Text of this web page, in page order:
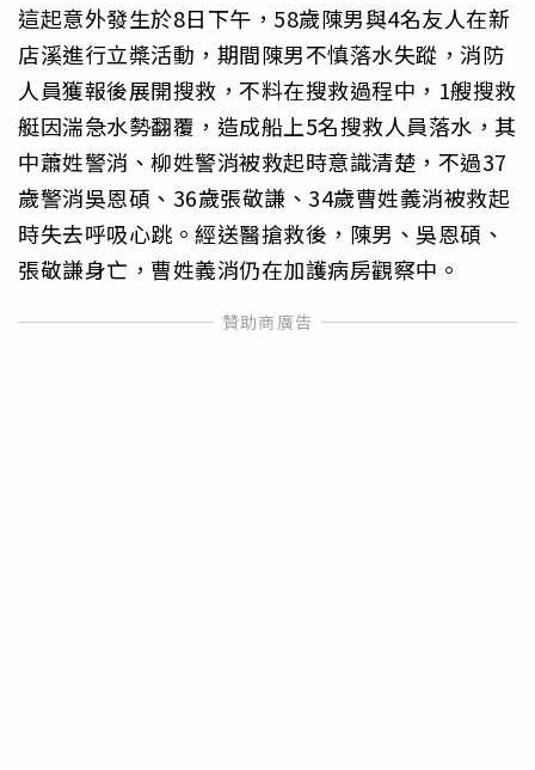
這起意外發生於8日下午，58歲陳男與4名友人在新
店溪進行立槳活動，期間陳男不慎落水失蹤，消防
人員獲報後展開搜救，不料在搜救過程中，1艘搜救
艇因湍急水勢翻覆，造成船上5名搜救人員落水，其
中蕭姓警消、柳姓警消被救起時意識清楚，不過37
歲警消吳恩碩、36歲張敬謙、34歲曹姓義消被救起
時失去呼吸心跳。經送醫搶救後，陳男、吳恩碩、
張敬謙身亡，曹姓義消仍在加護病房觀察中。